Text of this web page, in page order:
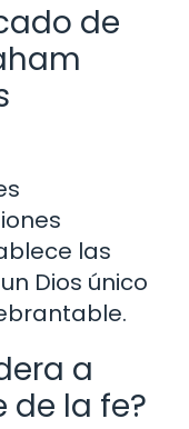
de
las
Dios único
a
de la fe?